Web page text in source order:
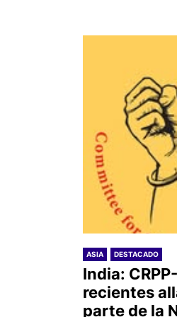
ASIA DESTACADO
India:
recientes
parte de la